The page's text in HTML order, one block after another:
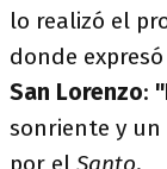
lo realizó el
donde
San Lorenzo:
sonriente y un